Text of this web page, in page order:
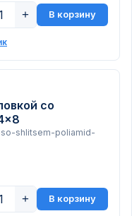
+ В корзину
со
shlitsem-poliamid-
+ В корзину